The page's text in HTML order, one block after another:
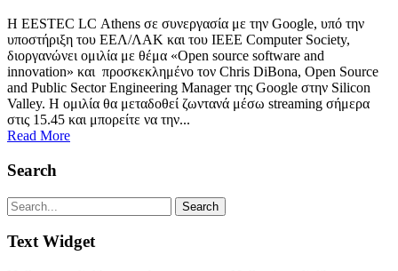
Η EESTEC LC Athens σε συνεργασία με την Google, υπό την
υποστήριξη του ΕΕΛ/ΛΑΚ και του IEEE Computer Society,
διοργανώνει ομιλία με θέμα «Οpen source software and
innovation» και προσκεκλημένο τον Chris DiΒona, Open Source
and Public Sector Engineering Manager της Google στην Silicon
Valley. Η ομιλία θα μεταδοθεί ζωντανά μέσω streaming σήμερα
στις 15.45 και μπορείτε να την...
Read More
Search
Text Widget